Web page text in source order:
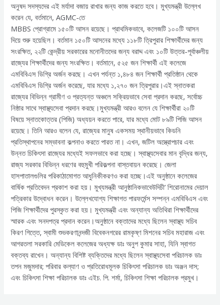
অনুষদ সদস্যদের এই মর্যাদা বজায় রাখার জন্য কাজ করতে হবে। মুখ্যমন্ত্রী উল্লেখ
করেন যে, বর্তমানে, AGMC-তে
MBBS প্রোগ্রামে ১৫০টি আসন রয়েছে। প্রাথমিকভাবে, কলেজটি ১০০টি আসন
দিয়ে শুরু হয়েছিল। বর্তমান ১৫০টি আসনের মধ্যে ১১৮টি ত্রিপুরার শিক্ষার্থীদের জন্য
সংরক্ষিত, ২২টি কেন্দ্রীয় সরকারের মনোনীতদের জন্য বরাদ্দ এবং ১০টি উত্তর-পূর্বাঞ্চলীয়
রাজ্যের শিক্ষার্থীদের জন্য সংরক্ষিত। বর্তমানে, ৫২৫ জন শিক্ষার্থী এই কলেজে
এমবিবিএস ডিগ্রি অর্জন করছে। এখন পর্যন্ত ১,৪৮৪ জন শিক্ষার্থী প্রতিষ্ঠান থেকে
এমবিবিএস ডিগ্রি অর্জন করেছে, যার মধ্যে ১,২৭০ জন ত্রিপুরার।এই স্নাতকরা
রাজ্যের বিভিন্ন গ্রামীণ ও প্রত্যন্ত অঞ্চলে সক্রিয়ভাবে সেবা প্রদান করছে, সর্বোচ্চ
নিষ্ঠার সাথে স্বাস্থ্যসেবা প্রদান করছে।মুখ্যমন্ত্রী আরও বলেন যে শিক্ষার্থীরা ২০টি
বিষয়ে স্নাতকোত্তর (পিজি) অধ্যয়ন করতে পারে, যার মধ্যে মোট ৮৯টি পিজি আসন
রয়েছে। তিনি আরও বলেন যে, রাজ্যের মানুষ একসময় স্থানীয়ভাবে কিডনি
প্রতিস্থাপনের সম্ভাবনা কল্পনাও করতে পারত না। এখন, জটিল অস্ত্রোপচার এবং
উন্নত চিকিৎসা রাজ্যের মধ্যেই সফলভাবে করা হচ্ছে। স্বাস্থ্যসেবার মান বৃদ্ধির জন্য,
রাজ্য সরকার বিভিন্ন ধরণের বহুমুখী পরিকল্পনা বাস্তবায়ন করেছে। জেলা
হাসপাতালগুলির পরিকাঠামোগত আধুনিকীকরণও করা হচ্ছে।এই অনুষ্ঠানে কলেজের
বার্ষিক প্রতিবেদন প্রকাশ করা হয়। মুখ্যমন্ত্রী আনুষ্ঠানিকভাবেউদিচী’ শিরোনামের দেয়াল
পত্রিকার উদ্বোধন করেন। উল্লেখযোগ্য শিক্ষাগত পারফর্মেন্স সম্পন্ন এমবিবিএস এবং
পিজি শিক্ষার্থীদের পুরস্কৃত করা হয়। মুখ্যমন্ত্রী এবং অন্যান্য অতিথিরা শিক্ষার্থীদের
স্মারক এবং সনদপত্র প্রদান করেন।অনুষ্ঠানে বক্তাদের মধ্যে ছিলেন স্বাস্থ্য সচিব
কিরণ গিত্তে, স্বামী শুভকরণানন্দজী বিবেকনগরের রামকৃষ্ণ মিশনের সচিব মহারাজ এবং
আগরতলা সরকারি মেডিকেল কলেজের অধ্যক্ষ ডাঃ অনুপ কুমার সাহা, যিনি স্বাগত
বক্তব্য রাখেন। অন্যান্য বিশিষ্ট ব্যক্তিদের মধ্যে ছিলেন স্বাস্থ্যসেবা পরিচালক ডাঃ
তপন মজুমদার; পরিবার কল্যাণ ও প্রতিরোধমূলক চিকিৎসা পরিচালক ডাঃ অঞ্জন দাস;
এবং চিকিৎসা শিক্ষা পরিচালক ডাঃ এইচ. পি. শর্মা, চিকিৎসা শিক্ষা পরিচালক প্রমুখ।